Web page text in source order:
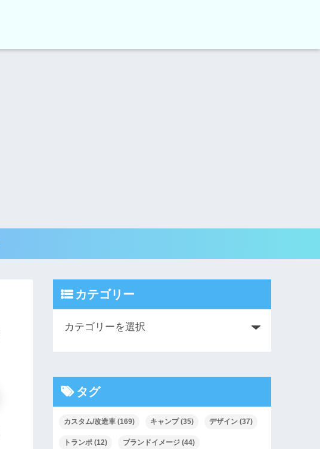
カテゴリー
タグ
カスタム/改造車 (169) キャンプ(35) デザイン (37)
トランポ (12) ブランドイメージ (44)